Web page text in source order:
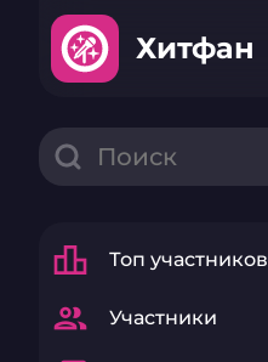
Хитфан
leaderboard Топ участников
group Участники